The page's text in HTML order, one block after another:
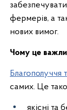
фермерів, а
нових вимог.
Чому це
Благополуччя
самих. Це
якісні та